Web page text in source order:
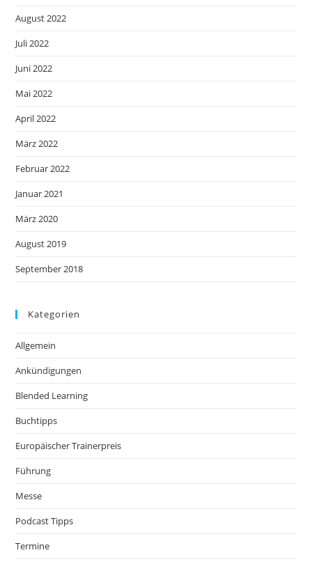
August 2022
Juli 2022
Juni 2022
Mai 2022
April 2022
März 2022
Februar 2022
Januar 2021
März 2020
August 2019
September 2018
Kategorien
Allgemein
Ankündigungen
Blended Learning
Buchtipps
Europäischer Trainerpreis
Führung
Messe
Podcast Tipps
Termine